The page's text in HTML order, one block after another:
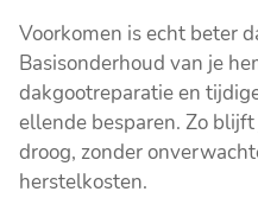
Voorkomen is echt beter
Basisonderhoud van je
dakgootreparatie en
ellende besparen. Zo
droog, zonder
herstelkosten.